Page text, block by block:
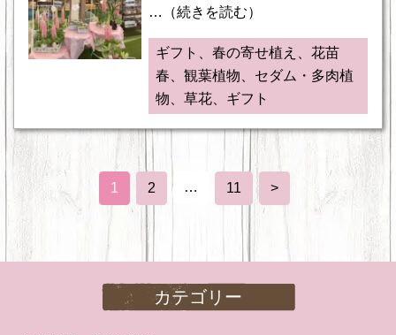
…（続きを読む）
ギフト、春の寄せ植え、花苗
春、観葉植物、セダム・多肉植
物、草花、ギフト
1 2 … 11 >
カテゴリー